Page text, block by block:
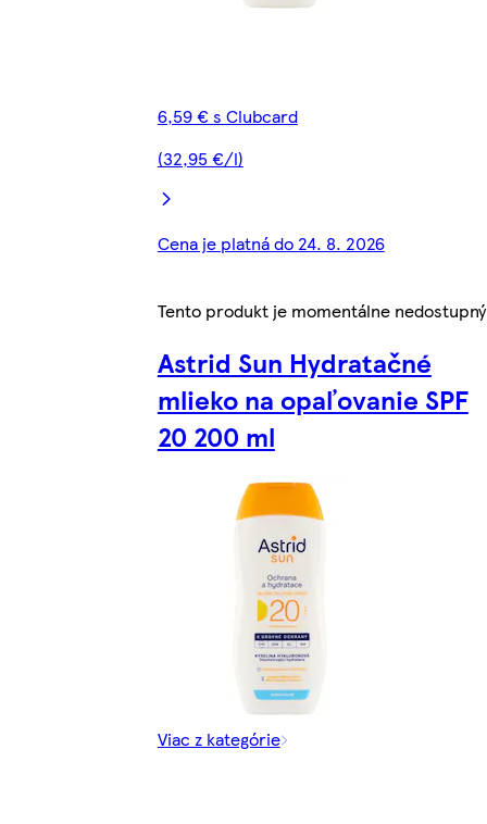
6,59 € s Clubcard
(32,95 €/l)
Cena je platná do 24. 8. 2026
Tento produkt je momentálne nedostupný
Astrid Sun Hydratačné
mlieko na opaľovanie SPF
20 200 ml
Viac z kategórie